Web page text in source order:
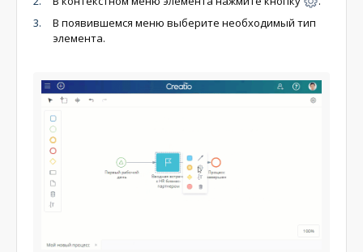
В появившемся меню выберите необходимый тип
элемента.